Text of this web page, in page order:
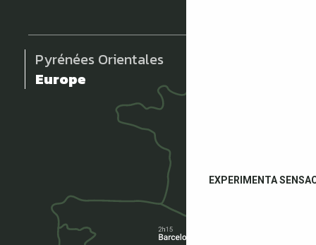
EXPERIMENTA
Pyrénées Orientales
Europe